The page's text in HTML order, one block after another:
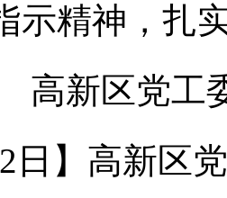
示精神，扎
高新区党工
日 】 高新区